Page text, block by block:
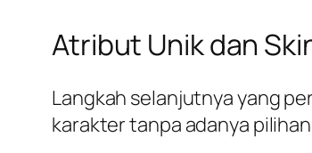
Atribut Unik dan
Langkah selanjutnya yang
karakter tanpa adanya